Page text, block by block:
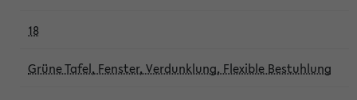
18
Grüne Tafel, Fenster, Verdunklung, Flexible Bestuhlung